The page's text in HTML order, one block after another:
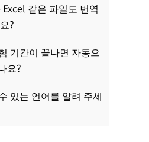
같은 파일도 번역
?
기간이 끝나면 자동으
요?
있는 언어를 알려 주세